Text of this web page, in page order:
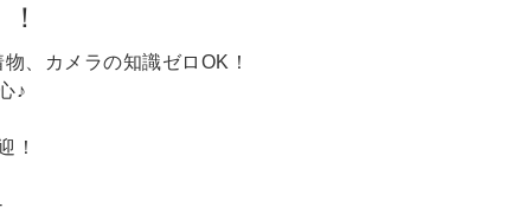
、カメラの知識ゼロOK！
♪
！